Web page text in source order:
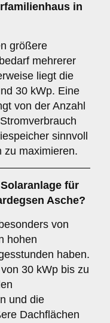
in
größere
mehrerer
liegt die
30 kWp. Eine
von der Anzahl
sinnvoll
zu maximieren.
für
Asche?
von
hohen
haben.
30 kWp bis zu
und die
Dachflächen